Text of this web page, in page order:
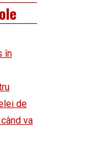
în
de
va